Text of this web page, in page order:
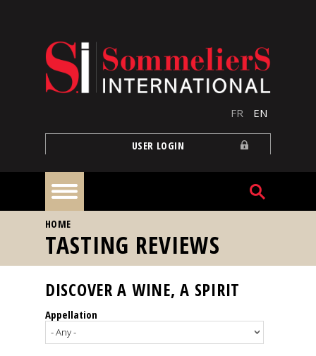
FR EN
USER LOGIN
Home
Our
events
YOU ARE HERE
HOME
TASTING REVIEWS
DISCOVER A WINE, A SPIRIT
Appellation